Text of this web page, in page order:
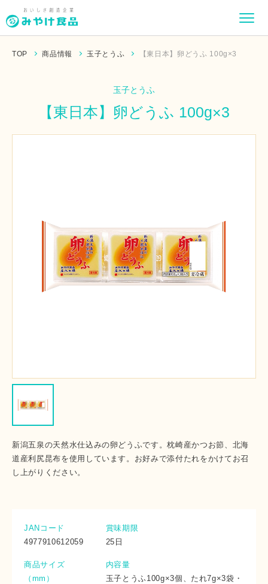
TOP 商品情報 玉子とうふ 【東日本】卵どうふ 100g×3
玉子とうふ
【東日本】卵どうふ 100g×3
新潟五泉の天然水仕込みの卵どうふです。枕崎産かつお節、北海
道産利尻昆布を使用しています。お好みで添付たれをかけてお召
し上がりください。
JANコード
4977910612059
商品サイズ
（mm）
賞味期限
25日
内容量
玉子とうふ100g×3個、たれ7g×3袋・